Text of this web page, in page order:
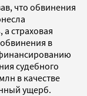
что обвинения
страховая
в
судебного
в качестве
ущерб.